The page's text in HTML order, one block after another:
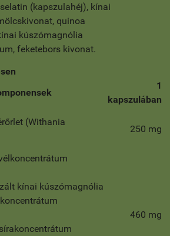
(kapszulahéj), kínai
quinoa
kúszómagnólia
feketebors kivonat.
1
kapszulában
(Withania
250 mg
kínai kúszómagnólia
460 mg